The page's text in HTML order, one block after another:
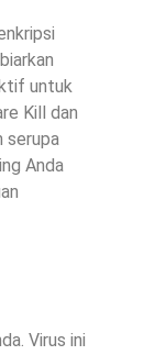
untuk
Kill dan
serupa
Anda
Virus ini